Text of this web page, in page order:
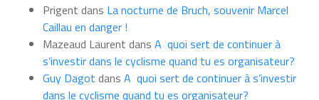
moisPrigent dans La nocturne de Bruch, souvenir Marcel
Caillau en danger !
Mazeaud Laurent dans A quoi sert de continuer à
s’investir dans le cyclisme quand tu es organisateur?
Guy Dagot dans A quoi sert de continuer à s’investir
dans le cyclisme quand tu es organisateur?